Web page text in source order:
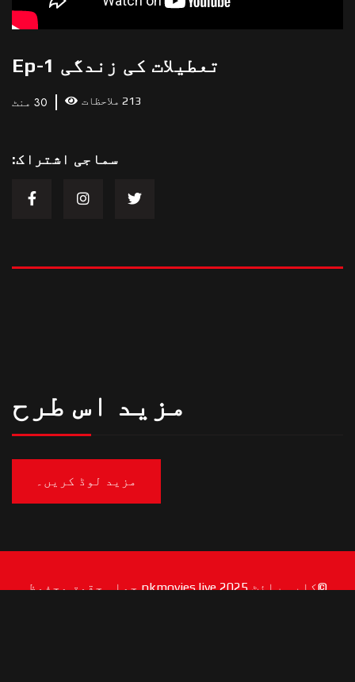
تعطیلات کی زندگی Ep-1
30 منٹ 213 ملاحظات
سماجی اشتراک:
مزید اس طرح
مزید لوڈ کریں۔
©کاپی رائٹ 2025 pkmovies.live جملہ حقوق محفوظ